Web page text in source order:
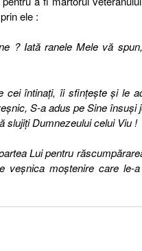
ele :
? Iată ranele Mele vă
cei întinaţi, îi sfinţeşte şi le
S-a adus pe Sine însuşi
slujiţi Dumnezeului celui Viu !
Lui pentru
veşnica moştenire care le-